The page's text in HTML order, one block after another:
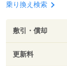
乗り換え検索
敷引・償却
更新料